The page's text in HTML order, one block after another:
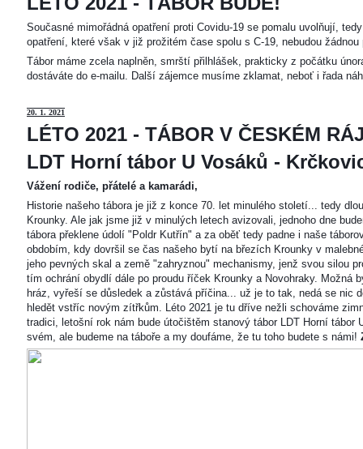
Současné mimořádná opatření proti Covidu-19 se pomalu uvolňují,
opatření, které však v již prožitém čase spolu s C-19, nebudou žádnou
Tábor máme zcela naplněn, smrští přilhlášek, prakticky z počátku
dostáváte do e-mailu. Další zájemce musíme zklamat, neboť i řada
20. 1. 2021
LÉTO 2021 - TÁBOR V ČESKÉM
LDT Horní tábor U Vosáků -
Vážení rodiče, přátelé a kamarádi,
Historie našeho tábora je již z konce 70. let minulého století... tedy
Krounky. Ale jak jsme již v minulých letech avizovali, jednoho dne
tábora překlene údolí "Poldr Kutřín" a za oběť tedy padne i naše
obdobím, kdy dovršil se čas našeho bytí na březích Krounky v
jeho pevných skal a země "zahryznou" mechanismy, jenž svou silou
tím ochrání obydlí dále po proudu říček Krounky a Novohraky. Možná
hráz, vyřeší se důsledek a zůstává příčina... už je to tak, nedá se nic
hledět vstříc novým zítřkům. Léto 2021 je tu dříve nežli schováme
tradici, letošní rok nám bude útočištěm stanový tábor LDT Horní tábor
svém, ale budeme na táboře a my doufáme, že tu toho budete s námi!